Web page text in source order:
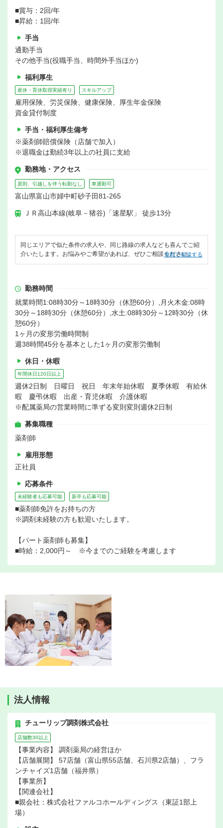
■賞与：2回/年
■昇給：1回/年
手当
通勤手当
その他手当(役職手当、時間外手当ほか)
福利厚生
産休・育休取得実績有り スキルアップ
雇用保険、労災保険、健康保険、厚生年金保険
資金貸付制度
手当・福利厚生備考
※薬剤師賠償保険（店舗で加入）
※退職金は勤続3年以上の社員に支給
勤務地・アクセス
原則、引越しを伴う転勤なし 車通勤可
富山県富山市婦中町砂子田81-265
ＪＲ高山本線(岐阜－猪谷)「速星駅」 徒歩13分
同じエリアで似た条件の求人や、同じ路線の求人なども喜んでご紹
介いたします。お悩みやご希望があれば、ぜひご相談ください。
無料で相談する
勤務時間
就業時間1:08時30分～18時30分（休憩60分）,月火木金:08時
30分～18時30分（休憩60分）,水土:08時30分～12時30分（休
憩60分）
1ヶ月の変形労働時間制
週38時間45分を基本とした1ヶ月の変形労働制
休日・休暇
年間休日120日以上
週休2日制 日曜日 祝日 年末年始休暇 夏季休暇 有給休
暇 慶弔休暇 出産・育児休暇 介護休暇
※配属薬局の営業時間に準ずる変則変則週休2日制
募集職種
薬剤師
雇用形態
正社員
応募条件
未経験者も応募可能 新卒も応募可能
■薬剤師免許をお持ちの方
※調剤未経験の方も歓迎いたします。
【パート薬剤師も募集】
■時給：2,000円～ ※今までのご経験を考慮します
法人情報
チューリップ調剤株式会社
店舗数30以上
【事業内容】 調剤薬局の経営ほか
【店舗展開】 57店舗（富山県55店舗、石川県2店舗）、フラ
ンチャイズ1店舗（福井県）
【事業所】
【関連会社】
■親会社：株式会社ファルコホールディングス（東証1部上
場）